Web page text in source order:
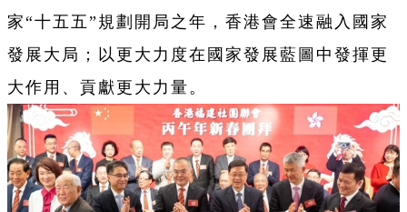
家“十五五”規劃開局之年，香港會全速融入國家
發展大局；以更大力度在國家發展藍圖中發揮更
大作用、貢獻更大力量。